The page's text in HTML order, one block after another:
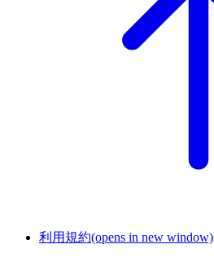
利用規約(opens in new window)